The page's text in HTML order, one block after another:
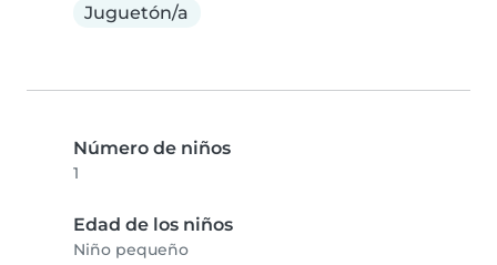
Juguetón/a
Número de niños
1
Edad de los niños
Niño pequeño